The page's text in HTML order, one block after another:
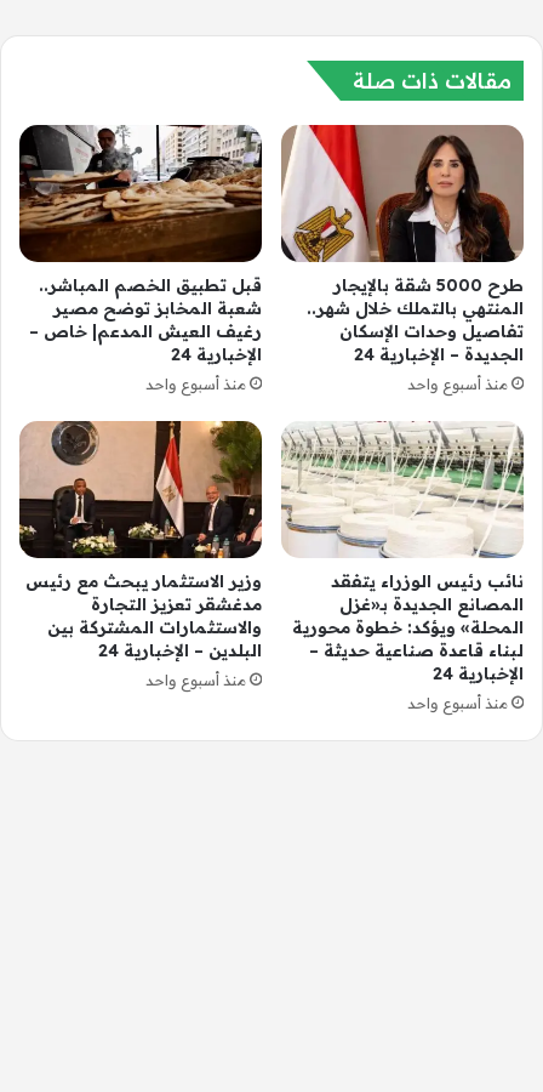
مقالات ذات صلة
طرح 5000 شقة بالإيجار
المنتهي بالتملك خلال شهر..
تفاصيل وحدات الإسكان
الجديدة – الإخبارية 24
منذ أسبوع واحد
قبل تطبيق الخصم المباشر..
شعبة المخابز توضح مصير
رغيف العيش المدعم| خاص –
الإخبارية 24
منذ أسبوع واحد
نائب رئيس الوزراء يتفقد
المصانع الجديدة بـ«غزل
المحلة» ويؤكد: خطوة محورية
لبناء قاعدة صناعية حديثة –
الإخبارية 24
منذ أسبوع واحد
وزير الاستثمار يبحث مع رئيس
مدغشقر تعزيز التجارة
والاستثمارات المشتركة بين
البلدين – الإخبارية 24
منذ أسبوع واحد